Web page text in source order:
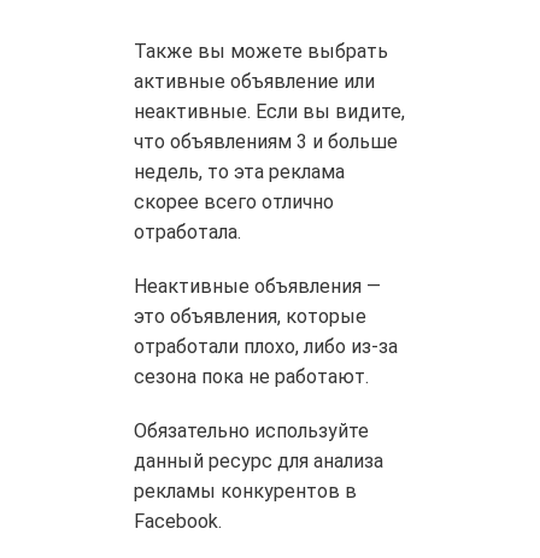
Также вы можете выбрать
активные объявление или
неактивные. Если вы видите,
что объявлениям 3 и больше
недель, то эта реклама
скорее всего отлично
отработала.
Неактивные объявления —
это объявления, которые
отработали плохо, либо из-за
сезона пока не работают.
Обязательно используйте
данный ресурс для анализа
рекламы конкурентов в
Facebook.